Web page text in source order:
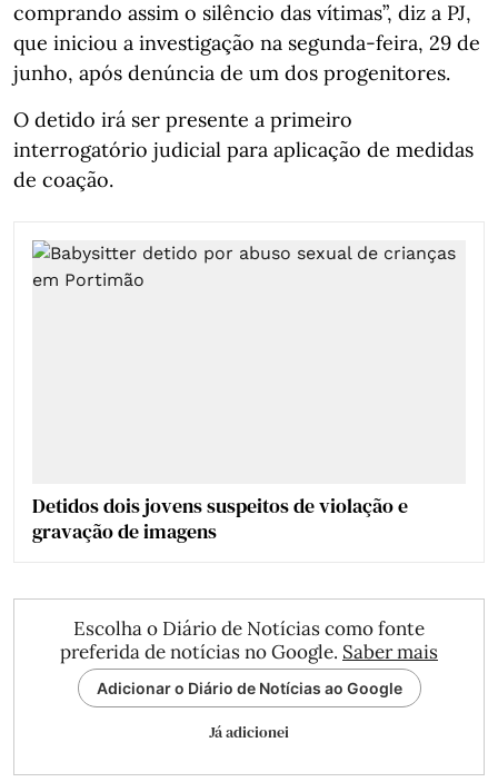
comprando assim o silêncio das vítimas”, diz a PJ,
que iniciou a investigação na segunda-feira, 29 de
junho, após denúncia de um dos progenitores.
O detido irá ser presente a primeiro
interrogatório judicial para aplicação de medidas
de coação.
Detidos dois jovens suspeitos de violação e
gravação de imagens
Escolha o Diário de Notícias como fonte
preferida de notícias no Google. Saber mais
Adicionar o Diário de Notícias ao Google
Já adicionei